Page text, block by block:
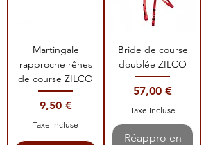
Martingale
rapproche rênes
de course ZILCO
Prix
9,50 €
Taxe Incluse
Bride de course
doublée ZILCO
Prix
57,00 €
Taxe Incluse
Réappro en